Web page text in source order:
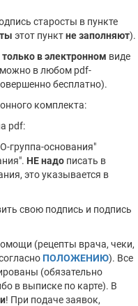
старосты в пункте
этот пунктне заполняют).
только в электронном виде
можно в любом pdf-
бесплатно).
комплекта:
pdf:
группа-основания"
НЕ надо писать в
это указывается в
свою подпись и подпись
(рецепты врача, чеки,
ПОЛОЖЕНИЮ). Все
(обязательно
в выписке по карте). В
! При подаче заявок,